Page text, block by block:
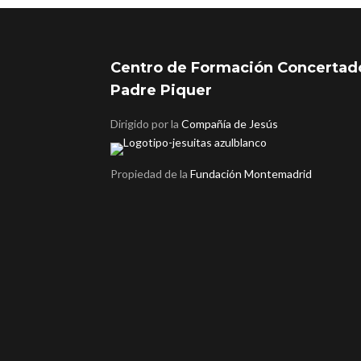
Centro de Formación
Padre Piquer
Dirigido por laCompañía de Jesús
Propiedad de laFundación Montemadrid